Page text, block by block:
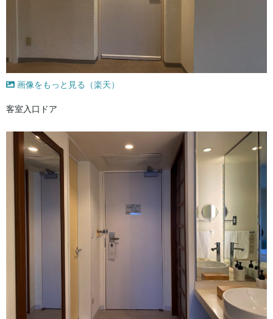
画像をもっと見る（楽天）
客室入口ドア